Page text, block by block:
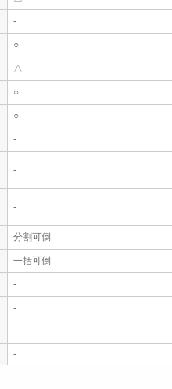
-
○
△
○
○
-
-
-
分割可倒
一括可倒
-
-
-
-